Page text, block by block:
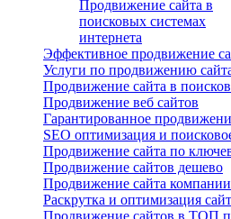
Продвижение сайта в
поисковых системах
интернета
Эффективное продвижение
Услуги по продвижению
Продвижение сайта в
Продвижение веб сайтов
Гарантированное
SEO оптимизация и
Продвижение сайта по
Продвижение сайтов дешево
Продвижение сайта компании
Раскрутка и оптимизация
Продвижение сайтов в ТОП